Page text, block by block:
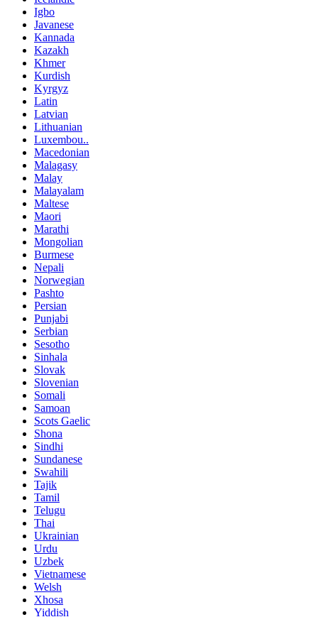
Igbo
Javanese
Kannada
Kazakh
Khmer
Kurdish
Kyrgyz
Latin
Latvian
Lithuanian
Luxembou..
Macedonian
Malagasy
Malay
Malayalam
Maltese
Maori
Marathi
Mongolian
Burmese
Nepali
Norwegian
Pashto
Persian
Punjabi
Serbian
Sesotho
Sinhala
Slovak
Slovenian
Somali
Samoan
Scots Gaelic
Shona
Sindhi
Sundanese
Swahili
Tajik
Tamil
Telugu
Thai
Ukrainian
Urdu
Uzbek
Vietnamese
Welsh
Xhosa
Yiddish